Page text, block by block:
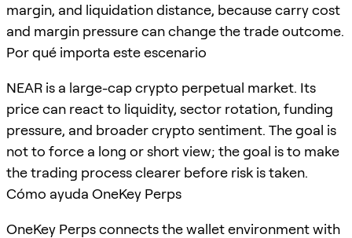
margin, and liquidation distance, because carry cost
and margin pressure can change the trade outcome.
Por qué importa este escenario
NEAR is a large-cap crypto perpetual market. Its
price can react to liquidity, sector rotation, funding
pressure, and broader crypto sentiment. The goal is
not to force a long or short view; the goal is to make
the trading process clearer before risk is taken.
Cómo ayuda OneKey Perps
OneKey Perps connects the wallet environment with